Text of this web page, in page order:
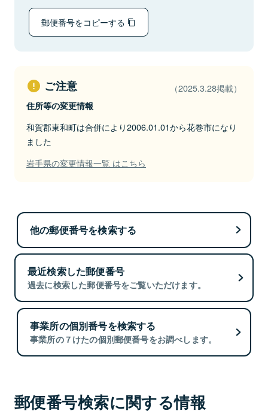
郵便番号をコピーする
ご注意 （2025.3.28掲載）
住所等の変更情報
和賀郡東和町は合併により2006.01.01から花巻市になり
ました
岩手県の変更情報一覧 はこちら
他の郵便番号を検索する
最近検索した郵便番号
過去に検索した郵便番号をご覧いただけます。
事業所の個別番号を検索する
事業所の７けたの個別郵便番号をお調べします。
郵便番号検索に関する情報